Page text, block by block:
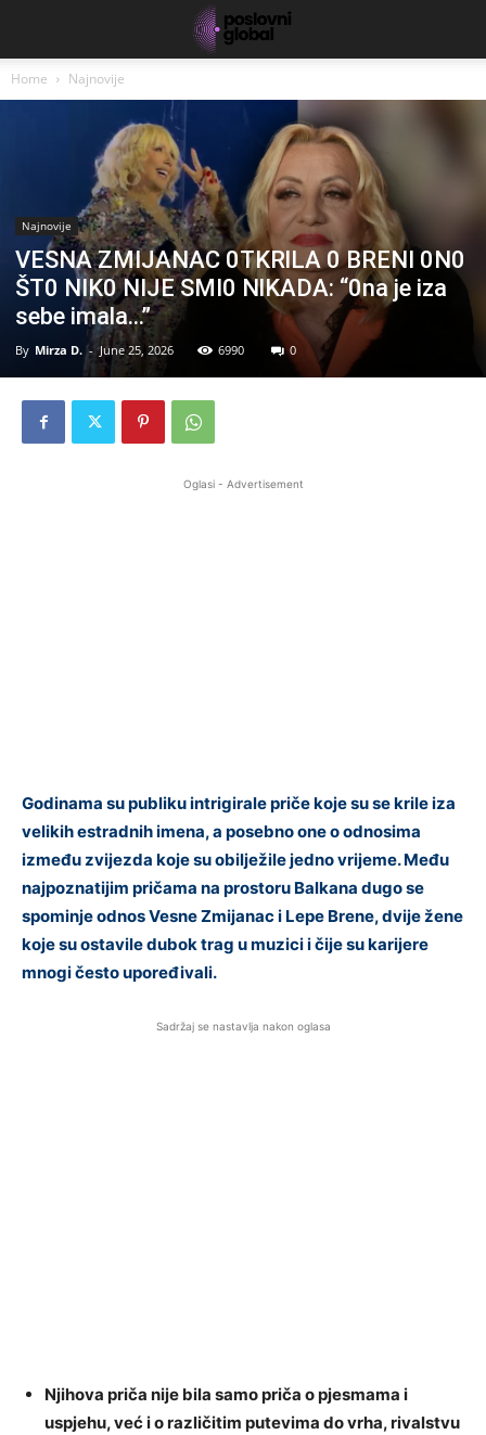
Home Najnovije
Najnovije
VESNA ZMIJANAC 0TKRlLA 0 BRENI 0N0
ŠT0 NIK0 NIJE SMI0 NlKADA: “0na je iza
sebe imala…”
By Mirza D. - June 25, 2026 6990 0
Oglasi - Advertisement
Godinama su publiku intrigirale priče koje su se krile iza
velikih estradnih imena, a posebno one o odnosima
između zvijezda koje su obilježile jedno vrijeme. Među
najpoznatijim pričama na prostoru Balkana dugo se
spominje odnos Vesne Zmijanac i Lepe Brene, dvije žene
koje su ostavile dubok trag u muzici i čije su karijere
mnogi često upoređivali.
Sadržaj se nastavlja nakon oglasa
Njihova priča nije bila samo priča o pjesmama i
uspjehu, već i o različitim putevima do vrha, rivalstvu